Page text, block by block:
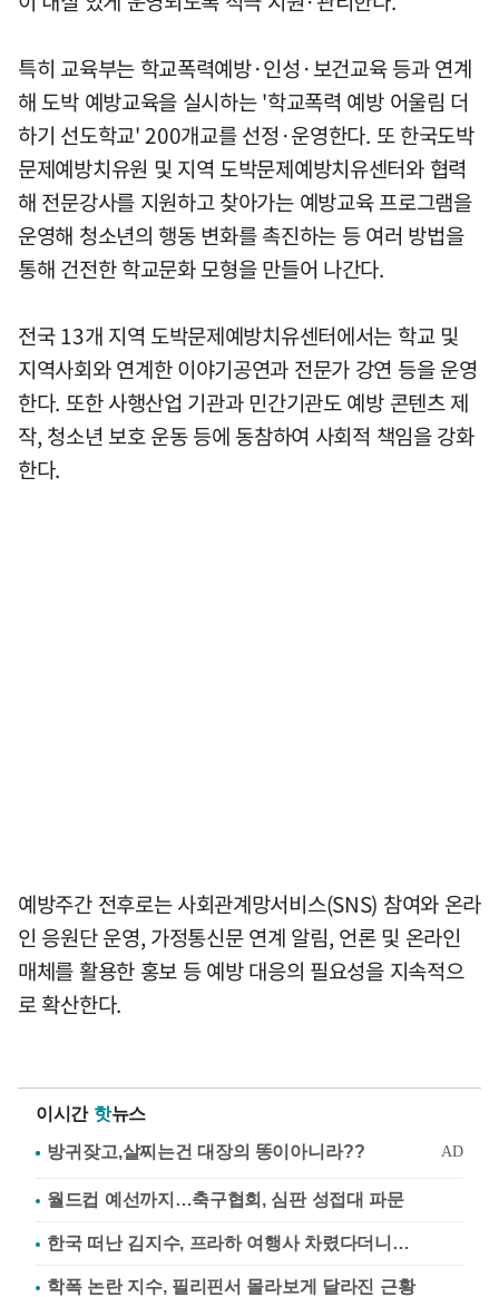
특히 교육부는 학교폭력예방·인성·보건교육 등과 연계
해 도박 예방교육을 실시하는 '학교폭력 예방 어울림 더
하기 선도학교' 200개교를 선정·운영한다. 또 한국도박
문제예방치유원 및 지역 도박문제예방치유센터와 협력
해 전문강사를 지원하고 찾아가는 예방교육 프로그램을
운영해 청소년의 행동 변화를 촉진하는 등 여러 방법을
통해 건전한 학교문화 모형을 만들어 나간다.
전국 13개 지역 도박문제예방치유센터에서는 학교 및
지역사회와 연계한 이야기공연과 전문가 강연 등을 운영
한다. 또한 사행산업 기관과 민간기관도 예방 콘텐츠 제
작, 청소년 보호 운동 등에 동참하여 사회적 책임을 강화
한다.
예방주간 전후로는 사회관계망서비스(SNS) 참여와 온라
인 응원단 운영, 가정통신문 연계 알림, 언론 및 온라인
매체를 활용한 홍보 등 예방 대응의 필요성을 지속적으
로 확산한다.
이시간 핫뉴스
월드컵 예선까지…축구협회, 심판 성접대 파문
한국 떠난 김지수, 프라하 여행사 차렸다더니…
학폭 논란 지수, 필리핀서 몰라보게 달라진 근황